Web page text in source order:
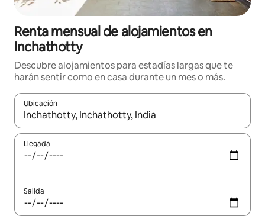
Renta mensual de alojamientos en
Inchathotty
Descubre alojamientos para estadías largas que te
harán sentir como en casa durante un mes o más.
Ubicación
Cuando los resultados estén disponibles, navega con las
Llegada
Salida